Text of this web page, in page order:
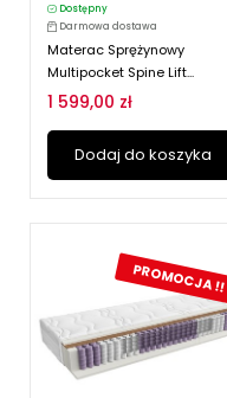
Dostępny
Darmowa dostawa
Materac Sprężynowy
Multipocket Spine Lift...
1 599,00 zł
Dodaj do koszyka
PROMOCJA !!